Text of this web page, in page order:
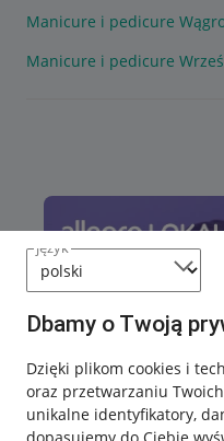
język
Dbamy o Twoją
Dzięki plikom cookies i
oraz przetwarzaniu
unikalne identyfikatory,
Manicure i pedicure
Manicure i pedicure